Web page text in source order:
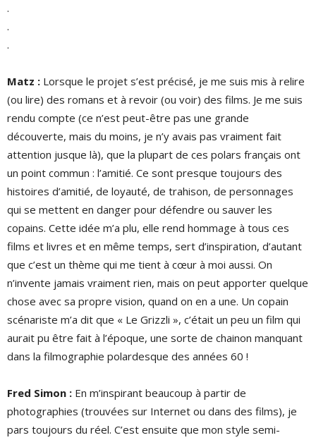
.
.
.
Matz : Lorsque le projet s’est précisé, je me suis mis à relire
(ou lire) des romans et à revoir (ou voir) des films. Je me suis
rendu compte (ce n’est peut-être pas une grande
découverte, mais du moins, je n’y avais pas vraiment fait
attention jusque là), que la plupart de ces polars français ont
un point commun : l’amitié. Ce sont presque toujours des
histoires d’amitié, de loyauté, de trahison, de personnages
qui se mettent en danger pour défendre ou sauver les
copains. Cette idée m’a plu, elle rend hommage à tous ces
films et livres et en même temps, sert d’inspiration, d’autant
que c’est un thème qui me tient à cœur à moi aussi. On
n’invente jamais vraiment rien, mais on peut apporter quelque
chose avec sa propre vision, quand on en a une. Un copain
scénariste m’a dit que « Le Grizzli », c’était un peu un film qui
aurait pu être fait à l’époque, une sorte de chainon manquant
dans la filmographie polardesque des années 60 !
Fred Simon : En m’inspirant beaucoup à partir de
photographies (trouvées sur Internet ou dans des films), je
pars toujours du réel. C’est ensuite que mon style semi-